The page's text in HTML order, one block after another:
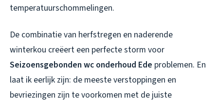
temperatuurschommelingen.
De combinatie van herfstregen en naderende
winterkou creëert een perfecte storm voor
Seizoensgebonden wc onderhoud Ede problemen. En
laat ik eerlijk zijn: de meeste verstoppingen en
bevriezingen zijn te voorkomen met de juiste